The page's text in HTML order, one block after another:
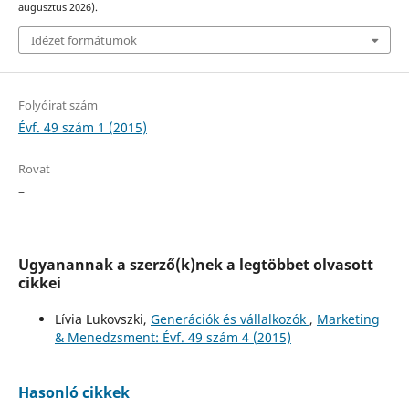
augusztus 2026).
Idézet formátumok
Folyóirat szám
Évf. 49 szám 1 (2015)
Rovat
–
Ugyanannak a szerző(k)nek a legtöbbet olvasott
cikkei
Lívia Lukovszki, Generációk és vállalkozók , Marketing
& Menedzsment: Évf. 49 szám 4 (2015)
Hasonló cikkek